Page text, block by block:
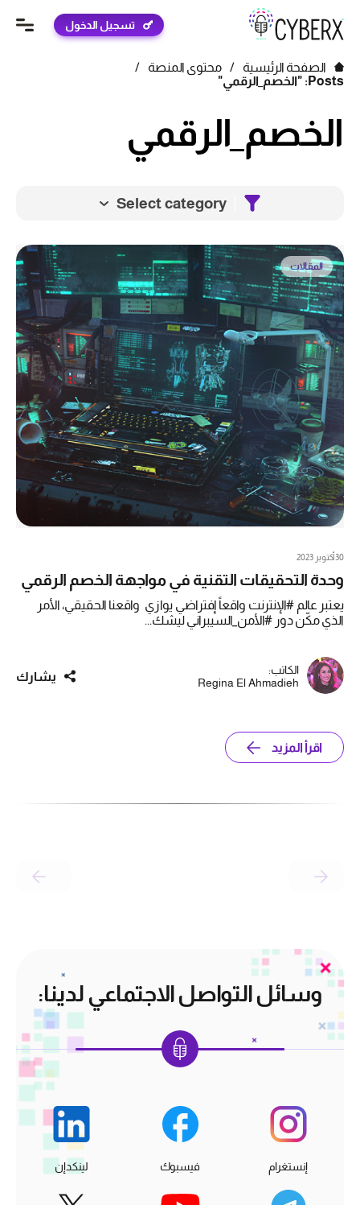
تسجيل الدخول
الصفحة الرئيسية / محتوى المنصة
/
Posts: "الخصم_الرقمي"
الخصم_الرقمي
Select category
المقالات
30 أكتوبر 2023
وحدة التحقيقات التقنية في مواجهة الخصم الرقمي
يعتبر عالم #الإنترنت واقعاً إفتراضي يوازي واقعنا الحقيقي، الأمر
الذي مكّن دور #الأمن_السيبراني ليشك...
الكاتب:
Regina El Ahmadieh
يشارك
اقرأ المزيد
وسائل التواصل الاجتماعي لدينا:
إنستغرام فيسبوك لينكدإن